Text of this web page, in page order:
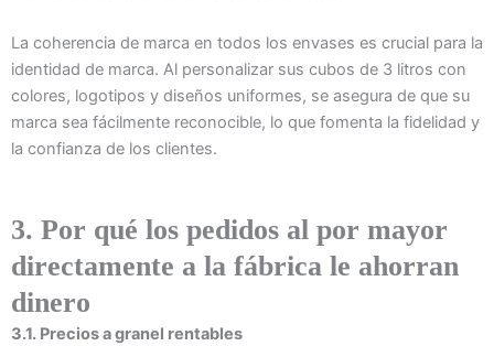
La coherencia de marca en todos los envases es crucial para la
identidad de marca. Al personalizar sus cubos de 3 litros con
colores, logotipos y diseños uniformes, se asegura de que su
marca sea fácilmente reconocible, lo que fomenta la fidelidad y
la confianza de los clientes.
3. Por qué los pedidos al por mayor
directamente a la fábrica le ahorran
dinero
3.1. Precios a granel rentables